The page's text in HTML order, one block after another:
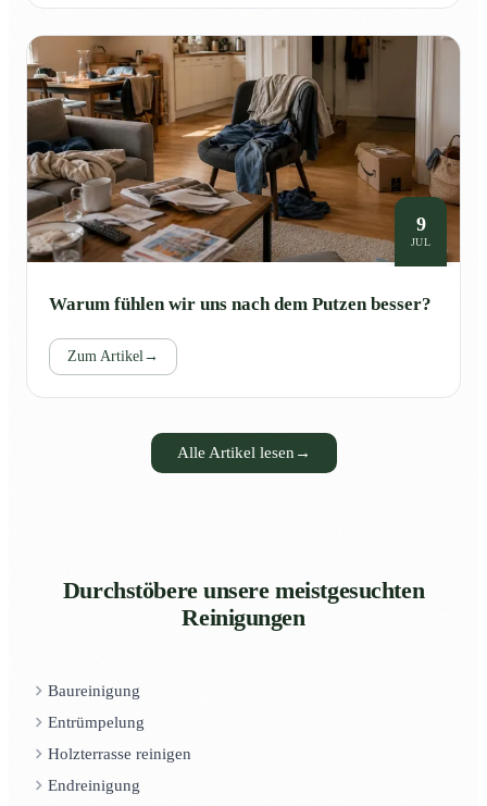
9
JUL
Warum fühlen wir uns nach dem Putzen besser?
Zum Artikel →
Alle Artikel lesen →
Durchstöbere unsere meistgesuchten
Reinigungen
Baureinigung
Entrümpelung
Holzterrasse reinigen
Endreinigung